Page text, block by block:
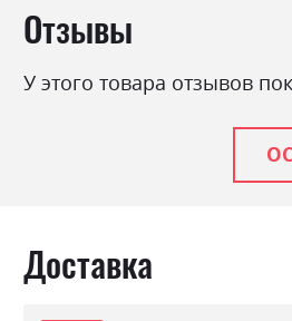
средней категории
высота – 23см,
спальное место до 150кг.
бельгийский стрейч "Lotos
дополнительной
comfort:Comfort
терморегуляцию; 3) два
повышенной плотности;
protect felt - материал,
Отзывы
У этого товара отзывов
Доставка